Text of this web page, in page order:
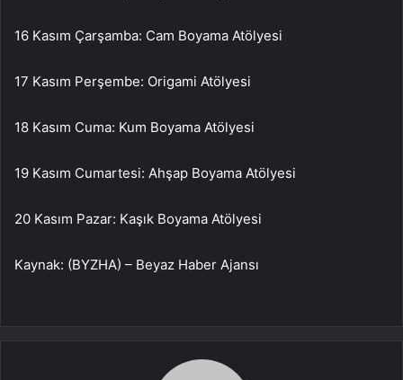
16 Kasım Çarşamba: Cam Boyama Atölyesi
17 Kasım Perşembe: Origami Atölyesi
18 Kasım Cuma: Kum Boyama Atölyesi
19 Kasım Cumartesi: Ahşap Boyama Atölyesi
20 Kasım Pazar: Kaşık Boyama Atölyesi
Kaynak: (BYZHA) – Beyaz Haber Ajansı